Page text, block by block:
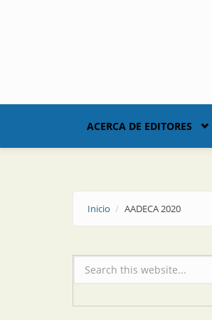
ACERCA DE EDITORES
Inicio AADECA 2020
Formulario de búsqueda